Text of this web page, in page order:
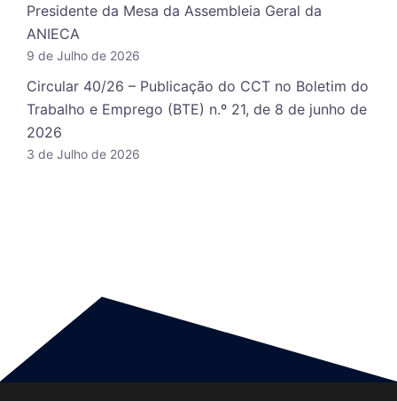
Presidente da Mesa da Assembleia Geral da
ANIECA
9 de Julho de 2026
Circular 40/26 – Publicação do CCT no Boletim do
Trabalho e Emprego (BTE) n.º 21, de 8 de junho de
2026
3 de Julho de 2026